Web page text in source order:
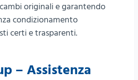
originali e garantendo
condizionamento
certi e trasparenti.
– Assistenza